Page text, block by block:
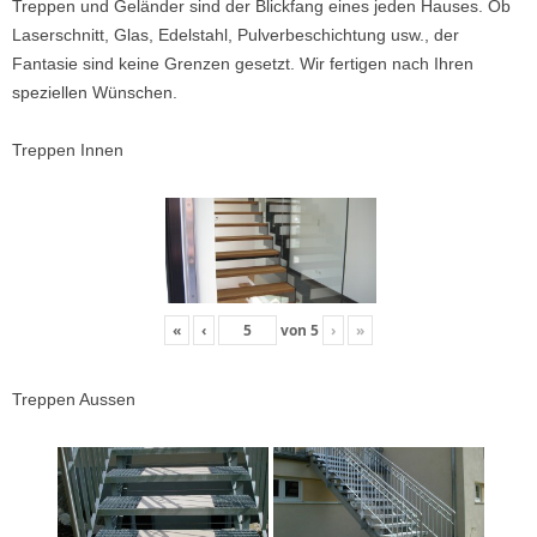
Treppen und Geländer sind der Blickfang eines jeden Hauses. Ob
Laserschnitt, Glas, Edelstahl, Pulverbeschichtung usw., der
Fantasie sind keine Grenzen gesetzt. Wir fertigen nach Ihren
speziellen Wünschen.
Treppen Innen
« ‹ von 5 › »
Treppen Aussen